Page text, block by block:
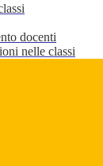
docenti
nelle classi